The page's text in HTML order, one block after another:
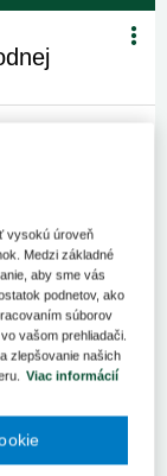
NTS za 5,4
voči Národnej
dodávateľom
Slovakia. Ako
utorkovom
voči NTS
obchod na
do riešenia
službou sa
tisíc eur. Podľa
vysokú úroveň
Medzi základné
aby sme vás
podnetov, ako
súborov
vašom prehliadači.
zlepšovanie našich
Viac informácií